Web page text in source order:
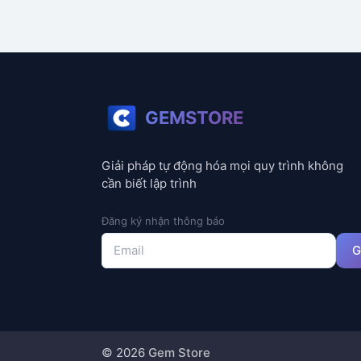
GEMSTORE
Giải pháp tự động hóa mọi quy trình không
cần biết lập trình
Đăng ký nhận thông báo
© 2026 Gem Store